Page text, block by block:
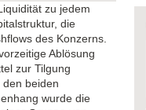
zu jedem
die
des Konzerns.
Ablösung
zur Tilgung
beiden
wurde die